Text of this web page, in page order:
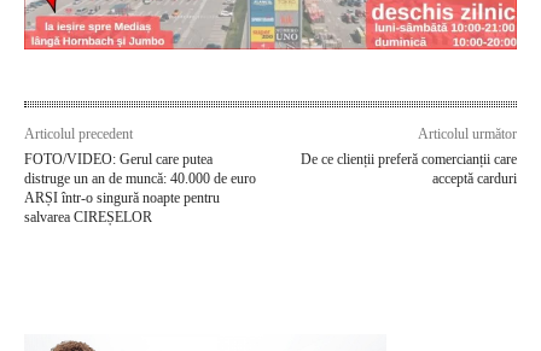
Articolul precedent
FOTO/VIDEO: Gerul care putea
distruge un an de muncă: 40.000 de euro
ARȘI într-o singură noapte pentru
salvarea CIREȘELOR
Articolul următor
De ce clienții preferă comercianții care
acceptă carduri